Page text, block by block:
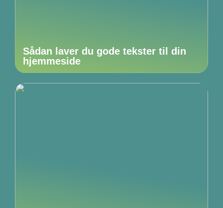
Sådan laver du gode tekster til din
hjemmeside